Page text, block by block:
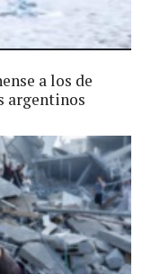
a los de
argentinos